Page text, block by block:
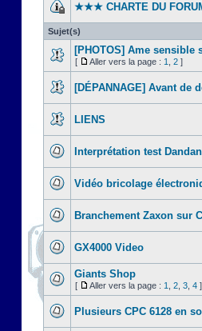
★★★ CHARTE DU
Sujet(s)
[PHOTOS] Ame sensible
[ Aller vers la page : 1 2 ]
[DÉPANNAGE] Avant de
LIENS
Interprétation test
Vidéo bricolage
Branchement Zaxon sur
GX4000 Video
Giants Shop
[ Aller vers la page : 1 2 3 4 ]
Plusieurs CPC 6128 en